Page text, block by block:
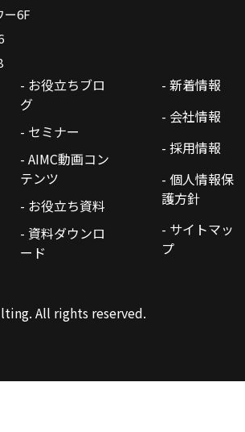
ー6F
- お役立ちブロ
グ
- セミナー
- AIMC動画コン
テンツ
- お役立ち資料
- 資料ダウンロ
ード
- 新着情報
- 会社情報
- 採用情報
- 個人情報保
護方針
- サイトマッ
プ
All rights reserved.